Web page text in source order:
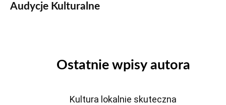
Audycje Kulturalne
Ostatnie wpisy autora
Kultura lokalnie skuteczna